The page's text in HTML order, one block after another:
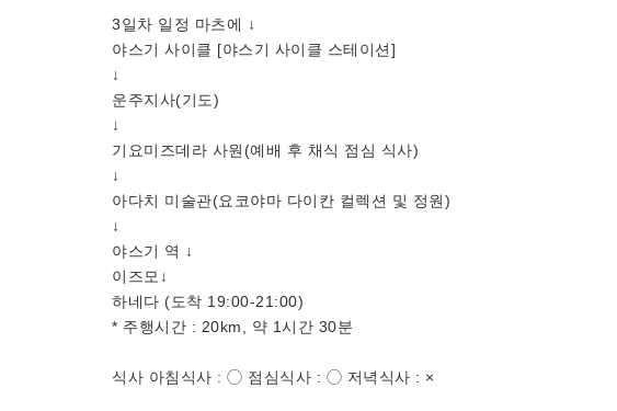
3일차 일정 마츠에 ↓
야스기 사이클 [야스기 사이클 스테이션]
↓
운주지사(기도)
↓
기요미즈데라 사원(예배 후 채식 점심 식사)
↓
아다치 미술관(요코야마 다이칸 컬렉션 및 정원)
↓
야스기 역 ↓
이즈모↓
하네다 (도착 19:00-21:00)
* 주행시간 : 20km, 약 1시간 30분
식사 아침식사 : ◯ 점심식사 : ◯ 저녁식사 : ×